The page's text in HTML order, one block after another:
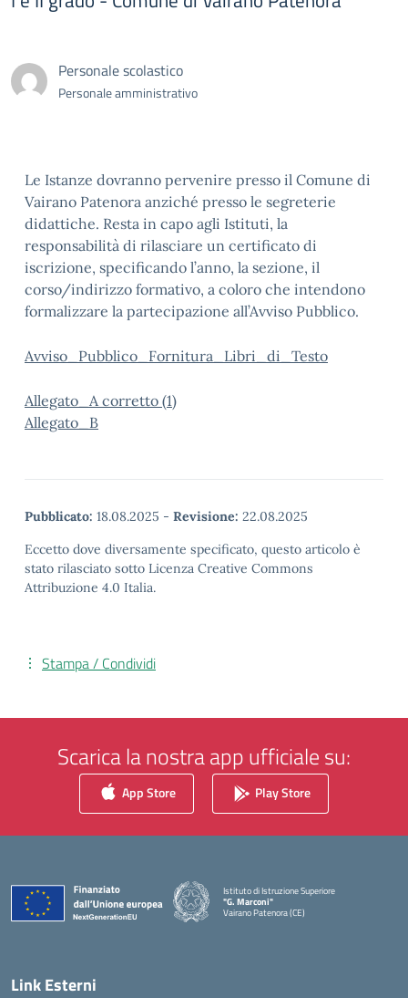
Personale scolastico
Personale amministrativo
Le Istanze dovranno pervenire presso il Comune di
Vairano Patenora anziché presso le segreterie
didattiche. Resta in capo agli Istituti, la
responsabilità di rilasciare un certificato di
iscrizione, specificando l’anno, la sezione, il
corso/indirizzo formativo, a coloro che intendono
formalizzare la partecipazione all’Avviso Pubblico.
Avviso_Pubblico_Fornitura_Libri_di_Testo
Allegato_A corretto (1)
Allegato_B
Pubblicato: 18.08.2025 - Revisione: 22.08.2025
Eccetto dove diversamente specificato, questo articolo è
stato rilasciato sotto Licenza Creative Commons
Attribuzione 4.0 Italia.
Stampa / Condividi
Scarica la nostra app ufficiale su:
App Store Play Store
Istituto di Istruzione Superiore
"G. Marconi"
Vairano Patenora (CE)
Link Esterni